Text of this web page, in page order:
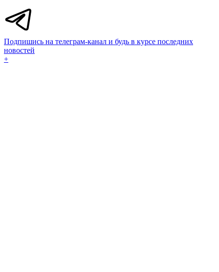
Подпишись на телеграм-канал и будь в курсе последних
новостей
+